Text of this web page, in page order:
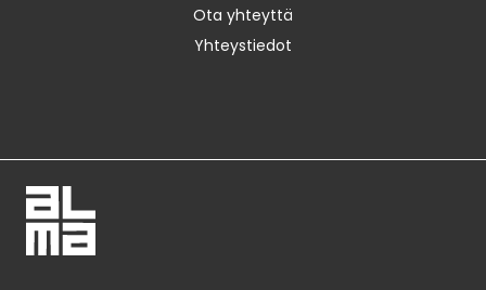
Ota yhteyttä
Yhteystiedot